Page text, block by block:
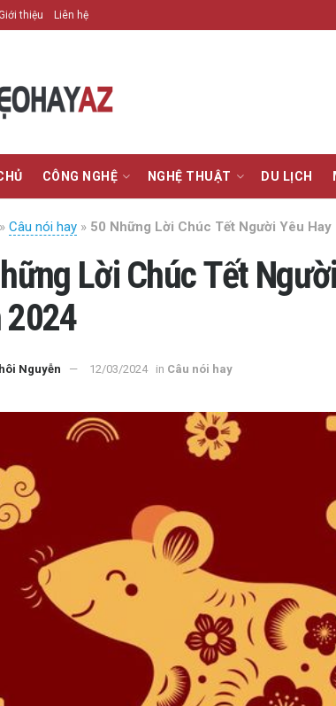
thiệu Liên hệ
CÔNG NGHỆ NGHỆ THUẬT DU LỊCH
» Câu nói hay » 50 Những Lời Chúc Tết Người Yêu
Lời Chúc Tết
2024
Nguyễn 12/03/2024 in Câu nói hay